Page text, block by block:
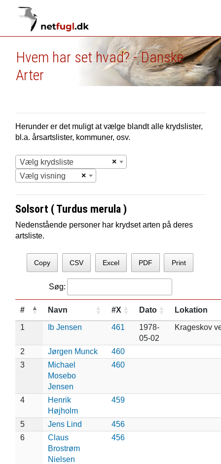
Hvem har set hvad? - Danske
Arter
Herunder er det muligt at vælge blandt alle krydslister,
bl.a. årsartslister, kommuner, osv.
×
Vælg krydsliste
×
Vælg visning
Solsort ( Turdus merula )
Nedenstående personer har krydset arten på deres
artsliste.
Copy CSV Excel PDF Print
Søg:
# Navn #X Dato Lokation
1 Ib Jensen 461
1978-
05-02
Krageskov
2 Jørgen Munck
460
3
Michael
Mosebo
Jensen
460
4
Henrik
Højholm
459
5 Jens Lind
456
6
Claus
Brostrøm
Nielsen
456